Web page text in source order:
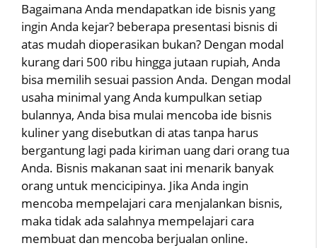
Bagaimana Anda mendapatkan ide bisnis yang
ingin Anda kejar? beberapa presentasi bisnis di
atas mudah dioperasikan bukan? Dengan modal
kurang dari 500 ribu hingga jutaan rupiah, Anda
bisa memilih sesuai passion Anda. Dengan modal
usaha minimal yang Anda kumpulkan setiap
bulannya, Anda bisa mulai mencoba ide bisnis
kuliner yang disebutkan di atas tanpa harus
bergantung lagi pada kiriman uang dari orang tua
Anda. Bisnis makanan saat ini menarik banyak
orang untuk mencicipinya. Jika Anda ingin
mencoba mempelajari cara menjalankan bisnis,
maka tidak ada salahnya mempelajari cara
membuat dan mencoba berjualan online.